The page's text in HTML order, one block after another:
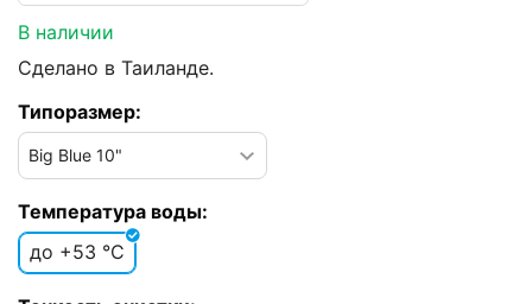
В наличии
Сделано в Таиланде.
Типоразмер:
Температура воды:
до +53 °C